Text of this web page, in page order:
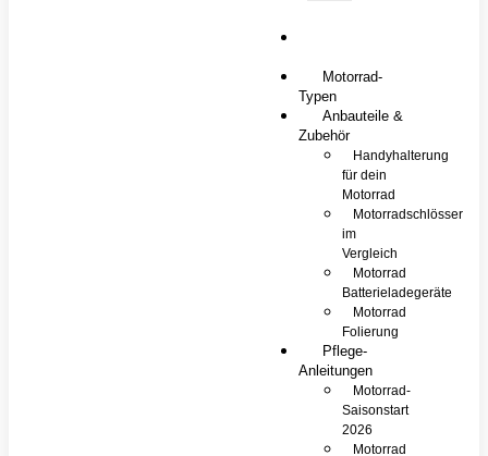
Motorrad-
Typen
Anbauteile &
Zubehör
Handyhalterung
für dein
Motorrad
Motorradschlösser
im
Vergleich
Motorrad
Batterieladegeräte
Motorrad
Folierung
Pflege-
Anleitungen
Motorrad-
Saisonstart
2026
Motorrad